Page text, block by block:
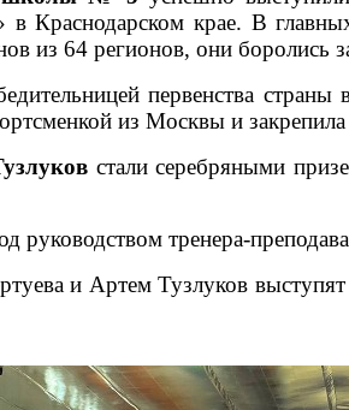
в Краснодарском крае. В
из 64 регионов, они боролись
первенства
из Москвы и
стали серебряными
руководством тренера-
и Артем Тузлуков